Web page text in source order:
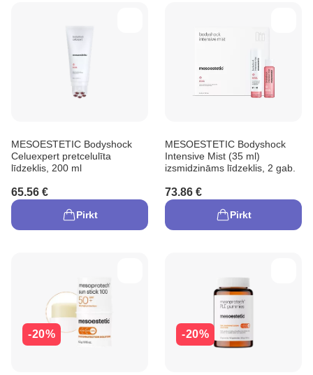
MESOESTETIC Bodyshock
Celuexpert pretcelulīta
līdzeklis, 200 ml
65.56 €
Pirkt
MESOESTETIC Bodyshock
Intensive Mist (35 ml)
izsmidzināms līdzeklis, 2 gab.
73.86 €
Pirkt
-20% -20%